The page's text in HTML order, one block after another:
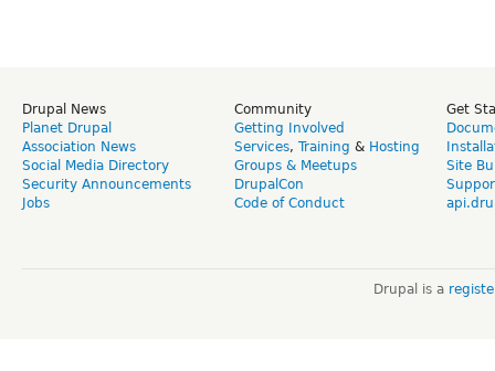
Drupal News
Planet Drupal
Association News
Social Media Directory
Security Announcements
Jobs
Community
Getting Involved
Services, Training & Hosting
Groups & Meetups
DrupalCon
Code of Conduct
Get
Site
Drupal is a